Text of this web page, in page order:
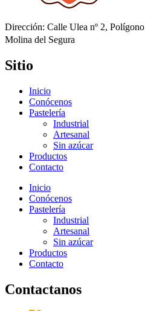
Dirección: Calle Ulea nº 2,
Molina del Segura
Sitio
Inicio
Conócenos
Pastelería
Industrial
Artesanal
Sin azúcar
Productos
Contacto
Inicio
Conócenos
Pastelería
Industrial
Artesanal
Sin azúcar
Productos
Contacto
Contactanos